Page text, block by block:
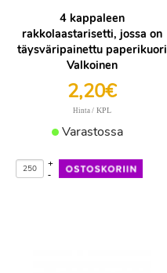
4 kappaleen
rakkolaastarisetti, jossa on
täysväripainettu paperikuori
Valkoinen
2,20€
Hinta / KPL
Varastossa
-
+